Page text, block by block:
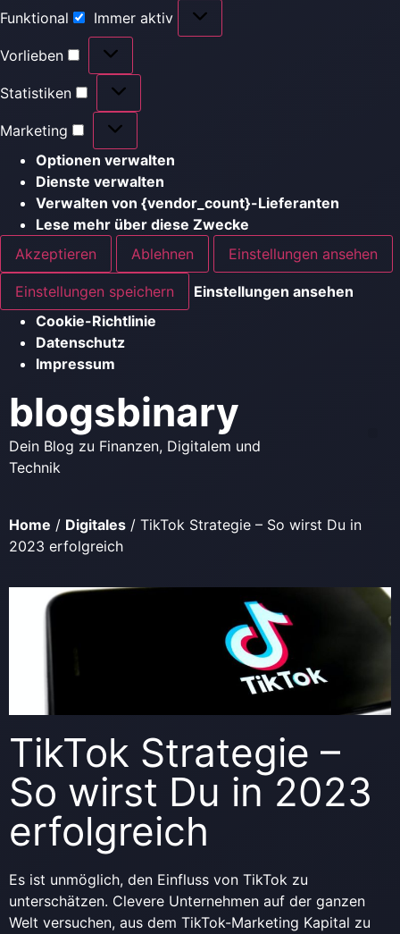
Funktional
Immer aktiv
Vorlieben
Statistiken
Marketing
Optionen verwalten
Dienste verwalten
Verwalten von {vendor_count}-Lieferanten
Lese mehr über diese Zwecke
Akzeptieren
Ablehnen Einstellungen ansehen
Einstellungen speichern
Einstellungen ansehen
Cookie-Richtlinie
Datenschutz
Impressum
blogsbinary
Dein Blog zu Finanzen, Digitalem und
Technik
Home / Digitales / TikTok Strategie – So wirst Du in
2023 erfolgreich
TikTok Strategie –
So wirst Du in 2023
erfolgreich
Es ist unmöglich, den Einfluss von TikTok zu
unterschätzen. Clevere Unternehmen auf der ganzen
Welt versuchen, aus dem TikTok-Marketing Kapital zu